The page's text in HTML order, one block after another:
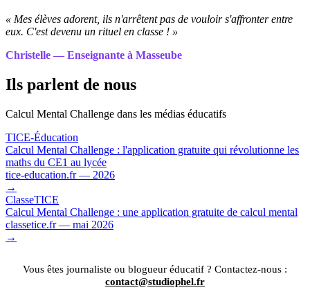
« Mes élèves adorent, ils n'arrêtent pas de vouloir s'affronter entre
eux. C'est devenu un rituel en classe ! »
Christelle — Enseignante à Masseube
Ils parlent de nous
Calcul Mental Challenge dans les médias éducatifs
TICE-Éducation
Calcul Mental Challenge : l'application gratuite qui révolutionne les
maths du CE1 au lycée
tice-education.fr — 2026
→
ClasseTICE
Calcul Mental Challenge : une application gratuite de calcul mental
classetice.fr — mai 2026
→
Vous êtes journaliste ou blogueur éducatif ? Contactez-nous :
contact@studiophel.fr